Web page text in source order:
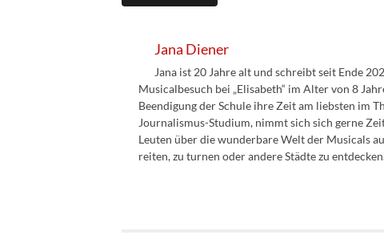
Jana Diener
Jana ist 20 Jahre alt und schreibt seit Ende
Musicalbesuch bei „Elisabeth“ im Alter von 8
Beendigung der Schule ihre Zeit am liebsten im
Journalismus-Studium, nimmt sich sich gerne
Leuten über die wunderbare Welt der Musicals
reiten, zu turnen oder andere Städte zu